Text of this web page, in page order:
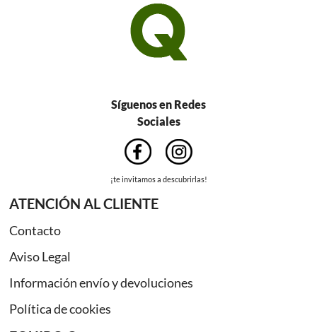
Síguenos en Redes
Sociales
¡te invitamos a descubrirlas!
ATENCIÓN AL CLIENTE
Contacto
Aviso Legal
Información envío y devoluciones
Política de cookies